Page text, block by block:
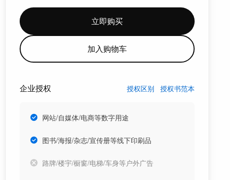
立即购买
加入购物车
企业授权 授权区别 授权书范本
网站/自媒体/电商等数字用途
图书/海报/杂志/宣传册等线下印刷品
路牌/楼宇/橱窗/电梯/车身等户外广告